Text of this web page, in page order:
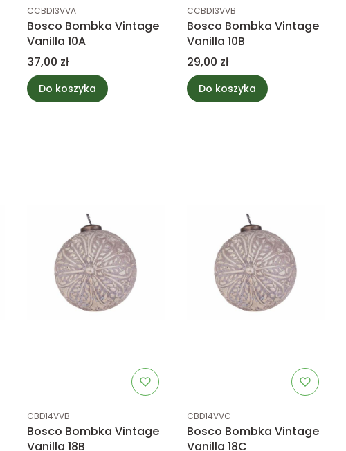
Kod produktu
CCBD13VVA
Bosco Bombka Vintage
Vanilla 10A
Cena
37,00 zł
Do koszyka
Kod produktu
CCBD13VVB
Bosco Bombka Vintage
Vanilla 10B
Cena
29,00 zł
Do koszyka
Kod produktu
CBD14VVB
Bosco Bombka Vintage
Vanilla 18B
Kod produktu
CBD14VVC
Bosco Bombka Vintage
Vanilla 18C